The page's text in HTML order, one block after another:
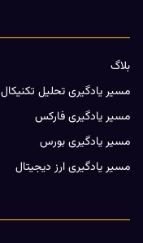
بلاگ
مسیر یادگیری تحلیل تکنیکال
مسیر یادگیری فارکس
مسیر یادگیری بورس
مسیر یادگیری ارز دیجیتال